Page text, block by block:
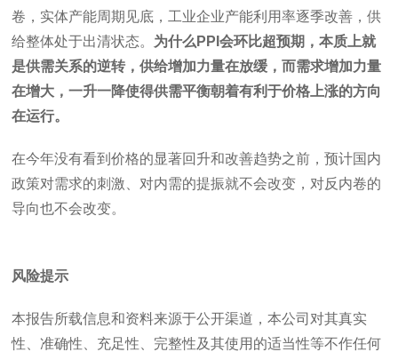
卷，实体产能周期见底，工业企业产能利用率逐季改善，供
给整体处于出清状态。 为什么PPI会环比超预期，本质上就
是供需关系的逆转，供给增加力量在放缓，而需求增加力量
在增大，一升一降使得供需平衡朝着有利于价格上涨的方向
在运行。
在今年没有看到价格的显著回升和改善趋势之前，预计国内
政策对需求的刺激、对内需的提振就不会改变，对反内卷的
导向也不会改变。
风险提示
本报告所载信息和资料来源于公开渠道，本公司对其真实
性、准确性、充足性、完整性及其使用的适当性等不作任何